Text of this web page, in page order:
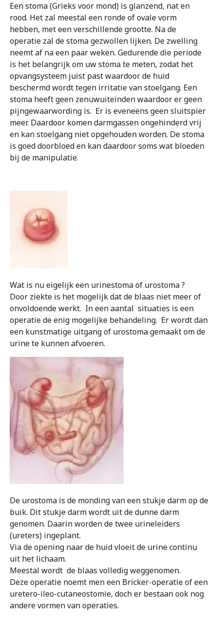
Een stoma (Grieks voor mond) is glanzend, nat en
rood. Het zal meestal een ronde of ovale vorm
hebben, met een verschillende grootte. Na de
operatie zal de stoma gezwollen lijken. De zwelling
neemt af na een paar weken. Gedurende die periode
is het belangrijk om uw stoma te meten, zodat het
opvangsysteem juist past waardoor de huid
beschermd wordt tegen irritatie van stoelgang. Een
stoma heeft geen zenuwuiteinden waardoor er geen
pijngewaarwording is. Er is eveneens geen sluitspier
meer. Daardoor komen darmgassen ongehinderd vrij
en kan stoelgang niet opgehouden worden. De stoma
is goed doorbloed en kan daardoor soms wat bloeden
bij de manipulatie.
Wat is nu eigelijk een urinestoma of urostoma ?
Door ziekte is het mogelijk dat de blaas niet meer of
onvoldoende werkt. In een aantal situaties is een
operatie de enig mogelijke behandeling. Er wordt dan
een kunstmatige uitgang of urostoma gemaakt om de
urine te kunnen afvoeren.
De urostoma is de monding van een stukje darm op de
buik. Dit stukje darm wordt uit de dunne darm
genomen. Daarin worden de twee urineleiders
(ureters) ingeplant.
Via de opening naar de huid vloeit de urine continu
uit het lichaam.
Meestal wordt de blaas volledig weggenomen.
Deze operatie noemt men een Bricker-operatie of een
uretero-ileo-cutaneostomie, doch er bestaan ook nog
andere vormen van operaties.